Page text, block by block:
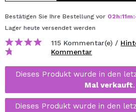
Bestätigen Sie Ihre Bestellung vor 02h:11m:
Lager heute versendet werden
115 Kommentar(e) /
Kommentar
Dieses Produkt wurde in den
Mal verkauft.
Dieses Produkt wurde in den